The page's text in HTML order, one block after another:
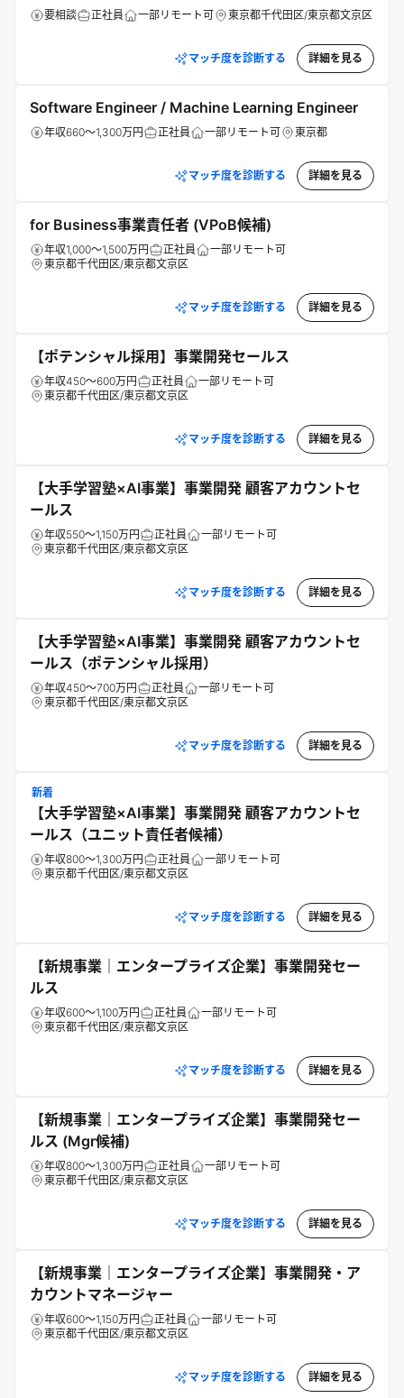
要相談 正社員 一部リモート可 東京都千代田区/東京都文京区
マッチ度を診断する 詳細を見る
Software Engineer / Machine Learning Engineer
年収660～1,300万円 正社員 一部リモート可 東京都
マッチ度を診断する 詳細を見る
for Business事業責任者 (VPoB候補)
年収1,000～1,500万円 正社員
一部リモート可
東京都千代田区/東京都文京区
マッチ度を診断する 詳細を見る
【ポテンシャル採用】事業開発セールス
年収450～600万円 正社員
一部リモート可
東京都千代田区/東京都文京区
マッチ度を診断する 詳細を見る
【大手学習塾×AI事業】事業開発 顧客アカウントセ
ールス
年収550～1,150万円 正社員
一部リモート可
東京都千代田区/東京都文京区
マッチ度を診断する 詳細を見る
【大手学習塾×AI事業】事業開発 顧客アカウントセ
ールス（ポテンシャル採用）
年収450～700万円 正社員
一部リモート可
東京都千代田区/東京都文京区
マッチ度を診断する 詳細を見る
新着
【大手学習塾×AI事業】事業開発 顧客アカウントセ
ールス（ユニット責任者候補）
年収800～1,300万円 正社員
一部リモート可
東京都千代田区/東京都文京区
マッチ度を診断する 詳細を見る
【新規事業｜エンタープライズ企業】事業開発セー
ルス
年収600～1,100万円 正社員
一部リモート可
東京都千代田区/東京都文京区
マッチ度を診断する 詳細を見る
【新規事業｜エンタープライズ企業】事業開発セー
ルス (Mgr候補)
年収800～1,300万円 正社員
一部リモート可
東京都千代田区/東京都文京区
マッチ度を診断する 詳細を見る
【新規事業｜エンタープライズ企業】事業開発・ア
カウントマネージャー
年収600～1,150万円 正社員
一部リモート可
東京都千代田区/東京都文京区
マッチ度を診断する 詳細を見る